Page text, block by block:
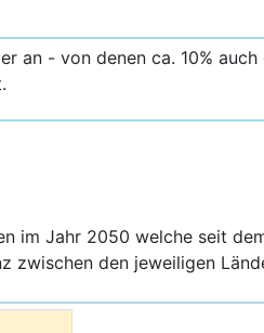
an - von denen ca. 10% auch
im Jahr 2050 welche seit
zwischen den jeweiligen